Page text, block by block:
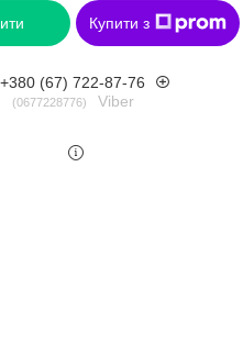
Купити з
+380 (67) 722-87-76
0677228776 Viber